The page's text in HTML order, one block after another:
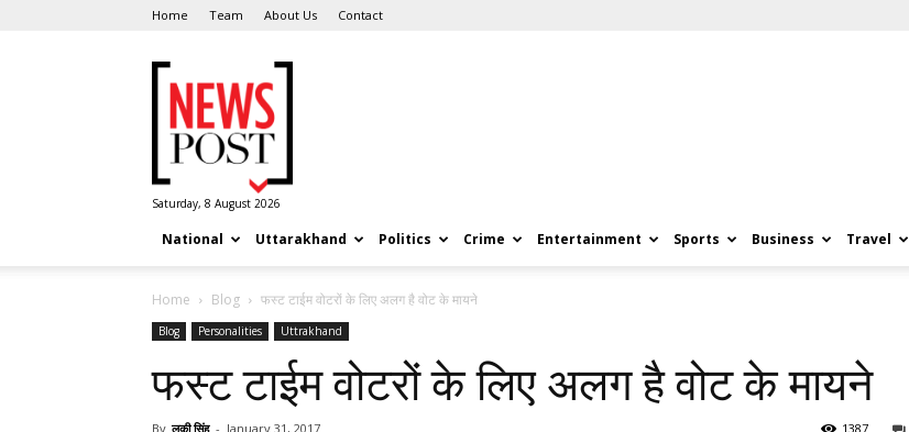
Home Team About Us Contact
Post
Saturday, 8 August 2026
National Uttarakhand Politics Crime Entertainment Sports Business Travel
Home Blog फस्ट टाईम वोटरों के लिए अलग है वोट के मायने
Blog Personalities Uttrakhand
फस्ट टाईम वोटरों के लिए अलग है वोट के मायने
By लकी सिंह - January 31, 2017 1387